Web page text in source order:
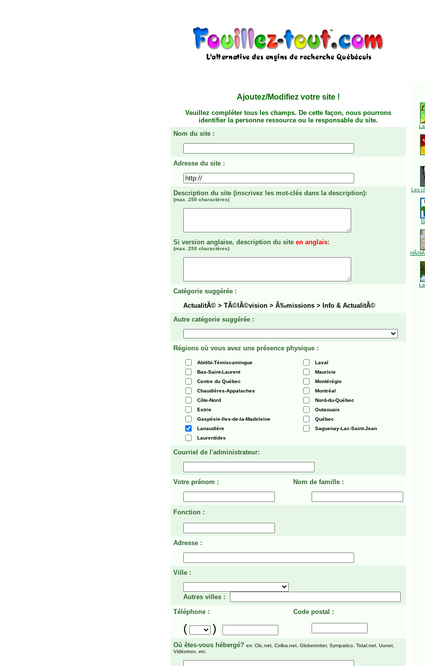
Ajoutez/Modifiez votre site !
Veuillez compléter tous les champs. De cette façon, nous pourrons
identifier la personne ressource ou le responsable du site.
Nom du site :
Adresse du site :
Description du site (inscrivez les mot-clés dans la description):
(max. 250 charactères)
Si version anglaise, description du site en anglais:
(max. 250 charactères)
Catégorie suggérée :
ActualitÃ© > TÃ©lÃ©vision > Ã‰missions > Info & ActualitÃ©
Autre catégorie suggérée :
Régions où vous avez une présence physique :
Abitibi-Témiscamingue
Laval
Bas-Saint-Laurent
Mauricie
Centre du Québec
Montérégie
Chaudières-Appalaches
Montréal
Côte-Nord
Nord-du-Québec
Estrie
Outaouais
Gaspésie-Iles-de-la-Madeleine
Québec
Lanaudière
Saguenay-Lac-Saint-Jean
Laurentides
Courriel de l'administrateur:
Votre prénom : Nom de famille :
Fonction :
Adresse :
Ville :
Autres villes :
Téléphone :
Code postal :
( )
Où êtes-vous hébergé? ex: Clic.net, Colba.net, Globetrotter, Sympatico, Total.net, Uunet,
Vidéotron, etc.
Les